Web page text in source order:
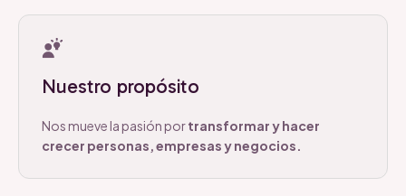
Nuestro propósito
Nos mueve la pasión portransformar y hacer
crecer personas, empresas y negocios.